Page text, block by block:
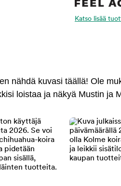
Katso lisää
nähdä kuvasi täällä! Ole
loistaa ja näkyä Mustin ja